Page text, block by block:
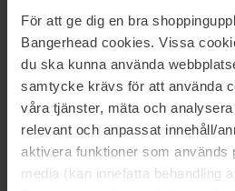
För att ge dig en bra
Bangerhead cookies. Vissa
du ska kunna använda
samtycke krävs för att använda
våra tjänster, mäta och
relevant och anpassat innehåll/
aktivera funktioner som används
media (kan innefatta behandling
Vital Perfection Uplifting &
Firming Express Eye Mask
12 pcs
764 kr
Normalpris 848 kr
Ikke på lager
15 ml
488
Crystal Retinal Ceramide Eye 6
15 ml 5 ml